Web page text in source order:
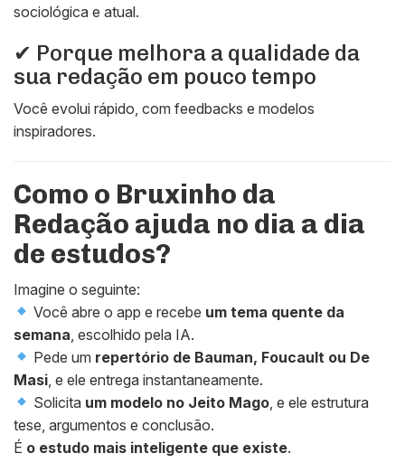
sociológica e atual.
✔ Porque melhora a qualidade da
sua redação em pouco tempo
Você evolui rápido, com feedbacks e modelos
inspiradores.
Como o Bruxinho da
Redação ajuda no dia a dia
de estudos?
Imagine o seguinte:
Você abre o app e recebe um tema quente da
semana , escolhido pela IA.
Pede um repertório de Bauman, Foucault ou De
Masi , e ele entrega instantaneamente.
Solicita um modelo no Jeito Mago , e ele estrutura
tese, argumentos e conclusão.
É o estudo mais inteligente que existe.